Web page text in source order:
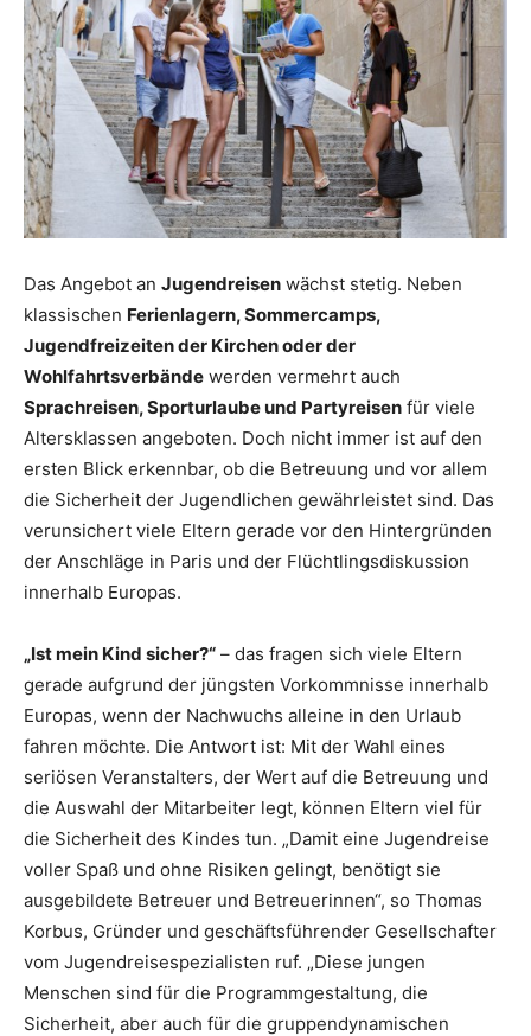
Reiseempfehlungen.
Das Angebot an Jugendreisen wächst stetig. Neben
klassischen Ferienlagern, Sommercamps,
Jugendfreizeiten der Kirchen oder der
Wohlfahrtsverbände werden vermehrt auch
Sprachreisen, Sporturlaube und Partyreisen für viele
Altersklassen angeboten. Doch nicht immer ist auf den
ersten Blick erkennbar, ob die Betreuung und vor allem
die Sicherheit der Jugendlichen gewährleistet sind. Das
verunsichert viele Eltern gerade vor den Hintergründen
der Anschläge in Paris und der Flüchtlingsdiskussion
innerhalb Europas.
„Ist mein Kind sicher?“ – das fragen sich viele Eltern
gerade aufgrund der jüngsten Vorkommnisse innerhalb
Europas, wenn der Nachwuchs alleine in den Urlaub
fahren möchte. Die Antwort ist: Mit der Wahl eines
seriösen Veranstalters, der Wert auf die Betreuung und
die Auswahl der Mitarbeiter legt, können Eltern viel für
die Sicherheit des Kindes tun. „Damit eine Jugendreise
voller Spaß und ohne Risiken gelingt, benötigt sie
ausgebildete Betreuer und Betreuerinnen“, so Thomas
Korbus, Gründer und geschäftsführender Gesellschafter
vom Jugendreisespezialisten ruf. „Diese jungen
Menschen sind für die Programmgestaltung, die
Sicherheit, aber auch für die gruppendynamischen